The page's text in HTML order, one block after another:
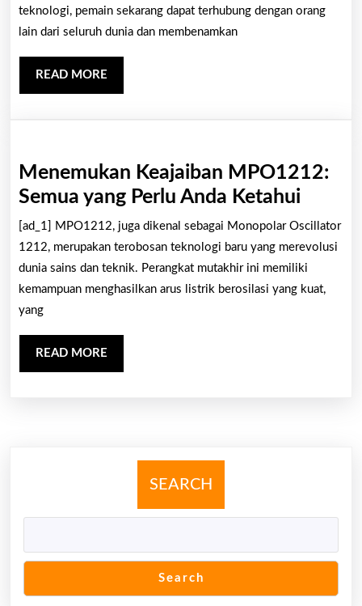
teknologi, pemain sekarang dapat terhubung dengan orang
lain dari seluruh dunia dan membenamkan
READ MORE
MORE
Menemukan Keajaiban MPO1212:
Semua yang Perlu Anda Ketahui
Semua
yang
[ad_1] MPO1212, juga dikenal sebagai Monopolar Oscillator
1212, merupakan terobosan teknologi baru yang merevolusi
dunia sains dan teknik. Perangkat mutakhir ini memiliki
kemampuan menghasilkan arus listrik berosilasi yang kuat,
yang
READ MORE
MORE
SEARCH
Search